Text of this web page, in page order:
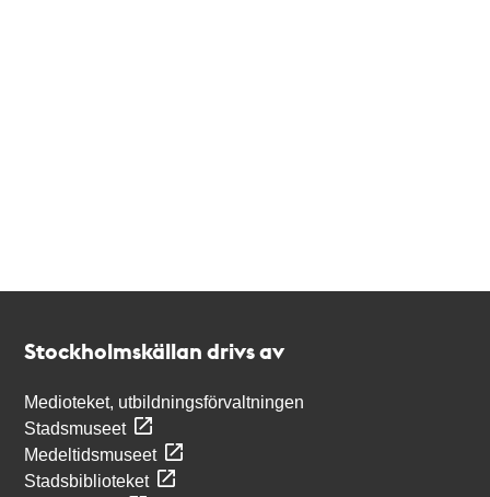
Stockholmskällan drivs av
Medioteket, utbildningsförvaltningen
Stadsmuseet
Medeltidsmuseet
Stadsbiblioteket